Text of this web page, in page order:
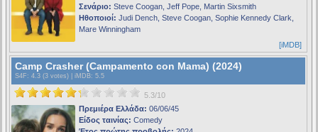
Σενάριο: Steve Coogan, Jeff Pope, Martin Sixsmith
Ηθοποιοί: Judi Dench, Steve Coogan, Sophie Kennedy Clark,
Mare Winningham
[iMDB]
Camp Crasher (Campamento con Mama) (2024)
S4F : 4.3 (3 votes) | iMDB: 5.5
5.3/10
Πρεμιέρα Ελλάδα: 06/06/45
Είδος ταινίας: Comedy